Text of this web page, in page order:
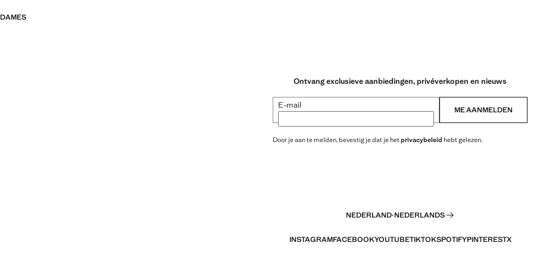
DAMES
Ontvang exclusieve aanbiedingen, privéverkopen en nieuws
E-mail ME AANMELDEN
Door je aan te melden, bevestig je dat je hetprivacybeleid hebt gelezen.
NEDERLAND·NEDERLANDS
INSTAGRAMFACEBOOKYOUTUBETIKTOKSPOTIFYPINTERESTX